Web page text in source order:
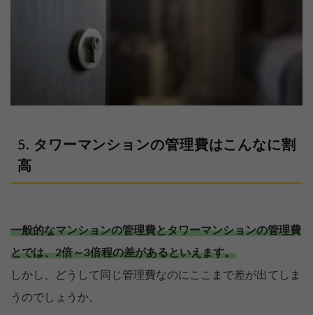
タワーマンションの管理費はこんなに割
高
一般的なマンションの管理費とタワーマンションの管理費
とでは、2倍～3倍程の差があるといえます。
しかし、どうして同じ管理費なのにここまで差が出てしま
うのでしょうか。